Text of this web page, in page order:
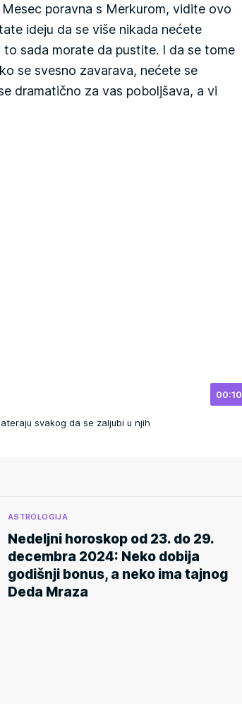
poravna s Merkurom, vidite ovo
ideju da se više nikada nećete
sada morate da pustite. I da se tome
se svesno zavarava, nećete se
dramatično za vas poboljšava, a vi
00:10
svakog da se zaljubi u njih
ASTROLOGIJA
Nedeljni horoskop od 23. do 29.
decembra 2024: Neko dobija
godišnji bonus, a neko ima tajnog
Deda Mraza